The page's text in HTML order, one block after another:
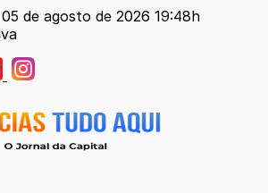
de agosto de 2026 19:48h